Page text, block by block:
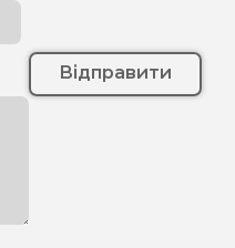
Відправити